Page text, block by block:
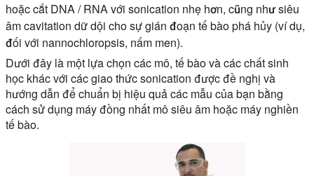
hoặc cắt DNA / RNA với sonication nhẹ hơn, cũng như siêu
âm cavitation dữ dội cho sự gián đoạn tế bào phá hủy (ví dụ,
đối với nannochloropsis, nấm men).
Dưới đây là một lựa chọn các mô, tế bào và các chất sinh
học khác với các giao thức sonication được đề nghị và
hướng dẫn để chuẩn bị hiệu quả các mẫu của bạn bằng
cách sử dụng máy đồng nhất mô siêu âm hoặc máy nghiền
tế bào.